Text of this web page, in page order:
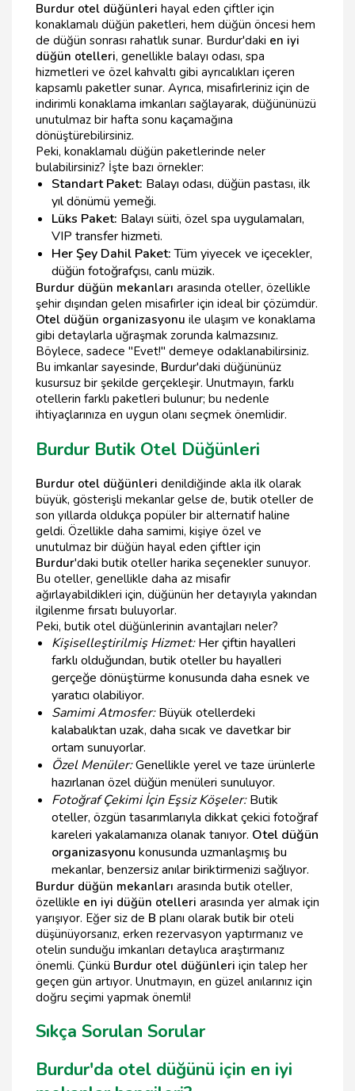
Burdur otel düğünleri hayal eden çiftler için
konaklamalı düğün paketleri, hem düğün öncesi hem
de düğün sonrası rahatlık sunar. Burdur'daki en iyi
düğün otelleri, genellikle balayı odası, spa
hizmetleri ve özel kahvaltı gibi ayrıcalıkları içeren
kapsamlı paketler sunar. Ayrıca, misafirleriniz için de
indirimli konaklama imkanları sağlayarak, düğününüzü
unutulmaz bir hafta sonu kaçamağına
dönüştürebilirsiniz.
Peki, konaklamalı düğün paketlerinde neler
bulabilirsiniz? İşte bazı örnekler:
Standart Paket: Balayı odası, düğün pastası, ilk
yıl dönümü yemeği.
Lüks Paket: Balayı süiti, özel spa uygulamaları,
VIP transfer hizmeti.
Her Şey Dahil Paket:Tüm yiyecek ve içecekler,
düğün fotoğrafçısı, canlı müzik.
Burdur düğün mekanları arasında oteller, özellikle
şehir dışından gelen misafirler için ideal bir çözümdür.
Otel düğün organizasyonu ile ulaşım ve konaklama
gibi detaylarla uğraşmak zorunda kalmazsınız.
Böylece, sadece "Evet!" demeye odaklanabilirsiniz.
Bu imkanlar sayesinde, Burdur'daki düğününüz
kusursuz bir şekilde gerçekleşir. Unutmayın, farklı
otellerin farklı paketleri bulunur; bu nedenle
ihtiyaçlarınıza en uygun olanı seçmek önemlidir.
Burdur Butik Otel Düğünleri
Burdur otel düğünleri denildiğinde akla ilk olarak
büyük, gösterişli mekanlar gelse de, butik oteller de
son yıllarda oldukça popüler bir alternatif haline
geldi. Özellikle daha samimi, kişiye özel ve
unutulmaz bir düğün hayal eden çiftler için
Burdur'daki butik oteller harika seçenekler sunuyor.
Bu oteller, genellikle daha az misafir
ağırlayabildikleri için, düğünün her detayıyla yakından
ilgilenme fırsatı buluyorlar.
Peki, butik otel düğünlerinin avantajları neler?
Kişiselleştirilmiş Hizmet:Her çiftin hayalleri
farklı olduğundan, butik oteller bu hayalleri
gerçeğe dönüştürme konusunda daha esnek ve
yaratıcı olabiliyor.
Samimi Atmosfer:Büyük otellerdeki
kalabalıktan uzak, daha sıcak ve davetkar bir
ortam sunuyorlar.
Özel Menüler:Genellikle yerel ve taze ürünlerle
hazırlanan özel düğün menüleri sunuluyor.
Fotoğraf Çekimi İçin Eşsiz Köşeler:Butik
oteller, özgün tasarımlarıyla dikkat çekici fotoğraf
kareleri yakalamanıza olanak tanıyor. Otel düğün
organizasyonu konusunda uzmanlaşmış bu
mekanlar, benzersiz anılar biriktirmenizi sağlıyor.
Burdur düğün mekanları arasında butik oteller,
özellikle en iyi düğün otelleri arasında yer almak için
yarışıyor. Eğer siz de B planı olarak butik bir oteli
düşünüyorsanız, erken rezervasyon yaptırmanız ve
otelin sunduğu imkanları detaylıca araştırmanız
önemli. Çünkü Burdur otel düğünleri için talep her
geçen gün artıyor. Unutmayın, en güzel anılarınız için
doğru seçimi yapmak önemli!
Sıkça Sorulan Sorular
Burdur'da otel düğünü için en iyi